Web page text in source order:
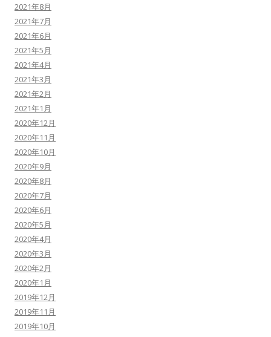
2021年8月
2021年7月
2021年6月
2021年5月
2021年4月
2021年3月
2021年2月
2021年1月
2020年12月
2020年11月
2020年10月
2020年9月
2020年8月
2020年7月
2020年6月
2020年5月
2020年4月
2020年3月
2020年2月
2020年1月
2019年12月
2019年11月
2019年10月